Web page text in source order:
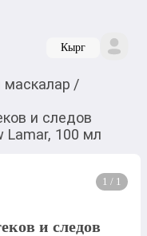
Кырг
маскалар /
и следов
Lamar, 100 мл
1 / 1
и следов